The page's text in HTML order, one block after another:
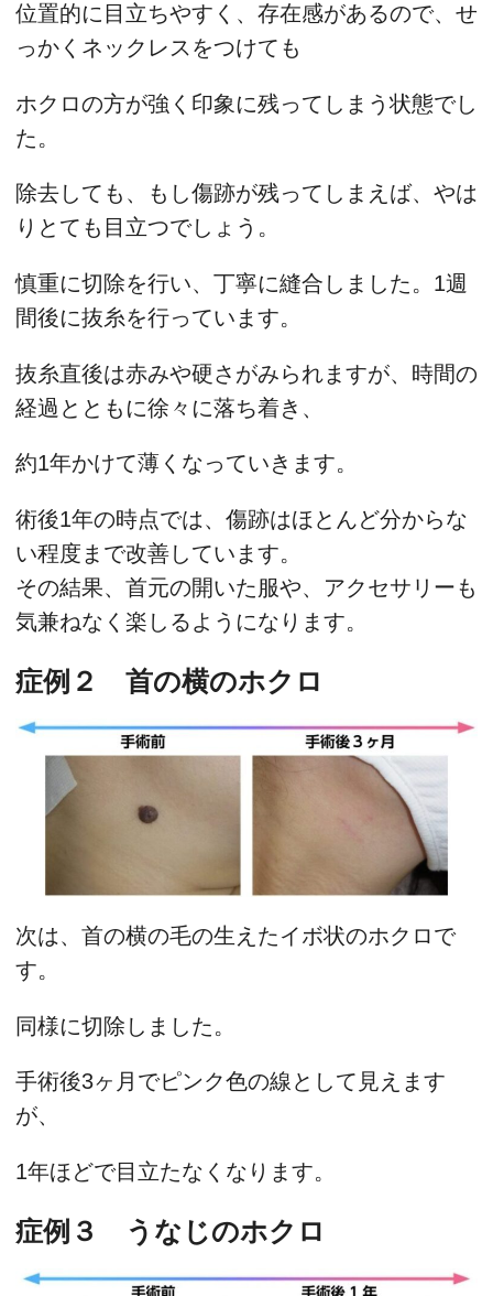
位置的に目立ちやすく、存在感があるので、せ
っかくネックレスをつけても
ホクロの方が強く印象に残ってしまう状態でし
た。
除去しても、もし傷跡が残ってしまえば、やは
りとても目立つでしょう。
慎重に切除を行い、丁寧に縫合しました。1週
間後に抜糸を行っています。
抜糸直後は赤みや硬さがみられますが、時間の
経過とともに徐々に落ち着き、
約1年かけて薄くなっていきます。
術後1年の時点では、傷跡はほとんど分からな
い程度まで改善しています。
その結果、首元の開いた服や、アクセサリーも
気兼ねなく楽しるようになります。
症例２ 首の横のホクロ
次は、首の横の毛の生えたイボ状のホクロで
す。
同様に切除しました。
手術後3ヶ月でピンク色の線として見えます
が、
1年ほどで目立たなくなります。
症例３ うなじのホクロ